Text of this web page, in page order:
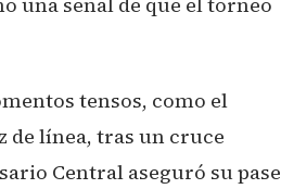
tensos, como el
de línea, tras un cruce
Central aseguró su pase